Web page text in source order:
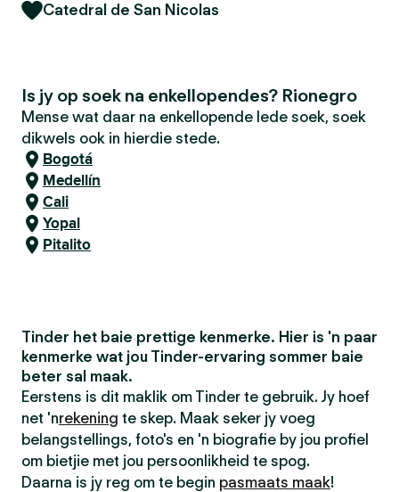
Catedral de San Nicolas
Is jy op soek na enkellopendes? Rionegro
Mense wat daar na enkellopende lede soek, soek
dikwels ook in hierdie stede.
Bogotá
Medellín
Cali
Yopal
Pitalito
Tinder het baie prettige kenmerke. Hier is 'n paar
kenmerke wat jou Tinder-ervaring sommer baie
beter sal maak.
Eerstens is dit maklik om Tinder te gebruik. Jy hoef
net 'nrekening te skep. Maak seker jy voeg
belangstellings, foto's en 'n biografie by jou profiel
om bietjie met jou persoonlikheid te spog.
Daarna is jy reg om te begin pasmaats maak!